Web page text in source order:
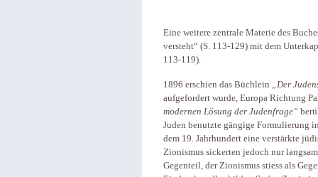
Eine weitere zentrale Materie des
versteht“ (S. 113-129) mit dem
113-119).
1896 erschien das Büchlein „Der
aufgefordert wurde, Europa Richtung
modernen Lösung der Judenfrage“
Juden benutzte gängige Formulierung
dem 19. Jahrhundert eine verstärkte
Zionismus sickerten jedoch nur
Gegenteil, der Zionismus stiess als